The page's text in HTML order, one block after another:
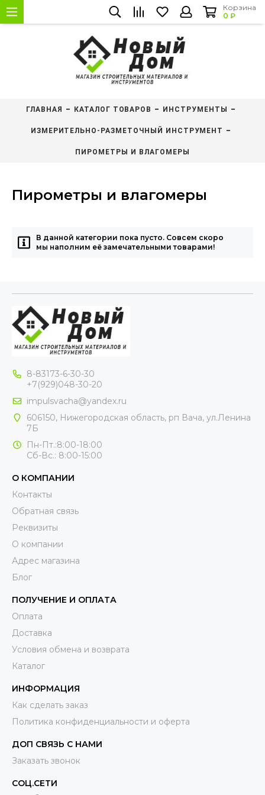
Корзина
0 ₽
ГЛАВНАЯ КАТАЛОГ ТОВАРОВ ИНСТРУМЕНТЫ
ИЗМЕРИТЕЛЬНО-РАЗМЕТОЧНЫЙ ИНСТРУМЕНТ
ПИРОМЕТРЫ И ВЛАГОМЕРЫ
Пирометры и влагомеры
В данной категории пока пусто. Совсем скоро
мы наполним её замечательными товарами!
8-83173-6-30-30
+7(929)048-30-20
impulsvacha@yandex.ru
606150, Нижегородская область, рп Вача, ул.Ленина
7Б
Пн-Пт.:8:00-18:00
Сб-Вс.: 8:00-15:00
О КОМПАНИИ
Контакты
Обратная связь
Реквизиты
О компании
Адрес магазина
Блог
ПОЛУЧЕНИЕ И ОПЛАТА
Оплата
Доставка
Условия обмена и возврата
Каталог
ИНФОРМАЦИЯ
Как сделать заказ
Политика конфиденциальности и оферта
ДОП СВЯЗЬ С НАМИ
Заказать звонок
СОЦ.СЕТИ